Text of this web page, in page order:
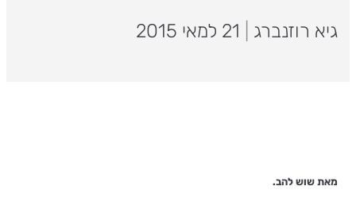
גיא רוזנברג
מאת שוש להב.